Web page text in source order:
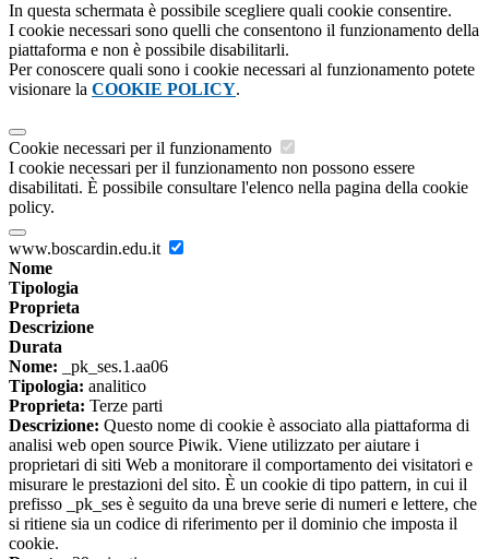
In questa schermata è possibile scegliere quali cookie consentire.
I cookie necessari sono quelli che consentono il funzionamento della
piattaforma e non è possibile disabilitarli.
Per conoscere quali sono i cookie necessari al funzionamento potete
visionare la COOKIE POLICY.
Cookie necessari per il funzionamento
I cookie necessari per il funzionamento non possono essere
disabilitati. È possibile consultare l'elenco nella pagina della cookie
policy.
www.boscardin.edu.it
Nome
Tipologia
Proprieta
Descrizione
Durata
Nome: _pk_ses.1.aa06
Tipologia: analitico
Proprieta: Terze parti
Descrizione: Questo nome di cookie è associato alla piattaforma di
analisi web open source Piwik. Viene utilizzato per aiutare i
proprietari di siti Web a monitorare il comportamento dei visitatori e
misurare le prestazioni del sito. È un cookie di tipo pattern, in cui il
prefisso _pk_ses è seguito da una breve serie di numeri e lettere, che
si ritiene sia un codice di riferimento per il dominio che imposta il
cookie.